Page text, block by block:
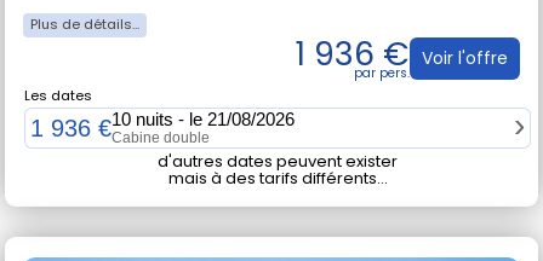
Cabine double
1 936 €
Les dates
10 nuits - le 21/08/2026
Cabine double
d'autres dates peuvent exister
mais à des tarifs différents...